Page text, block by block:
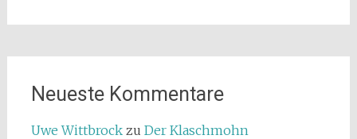
Neueste Kommentare
Uwe Wittbrockzu Der Klaschmohn